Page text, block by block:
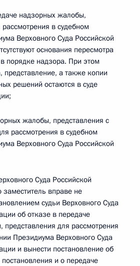
надзорных жалобы,
в судебном
Верховного Суда Российской
основания пересмотра
порядке надзора. При этом
а также копии
решений остаются в суде
жалобы, представления с
рассмотрения в судебном
Верховного Суда Российской
Суда Российской
вправе не
судьи Верховного Суда
об отказе в передаче
для рассмотрения
Президиума Верховного Суда
и вынести постановление об
и о передаче